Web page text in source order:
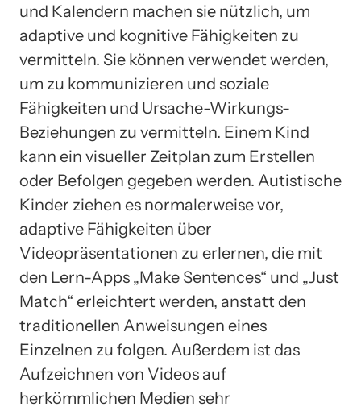
und Kalendern machen sie nützlich, um
adaptive und kognitive Fähigkeiten zu
vermitteln. Sie können verwendet werden,
um zu kommunizieren und soziale
Fähigkeiten und Ursache-Wirkungs-
Beziehungen zu vermitteln. Einem Kind
kann ein visueller Zeitplan zum Erstellen
oder Befolgen gegeben werden. Autistische
Kinder ziehen es normalerweise vor,
adaptive Fähigkeiten über
Videopräsentationen zu erlernen, die mit
den Lern-Apps „Make Sentences“ und „Just
Match“ erleichtert werden, anstatt den
traditionellen Anweisungen eines
Einzelnen zu folgen. Außerdem ist das
Aufzeichnen von Videos auf
herkömmlichen Medien sehr